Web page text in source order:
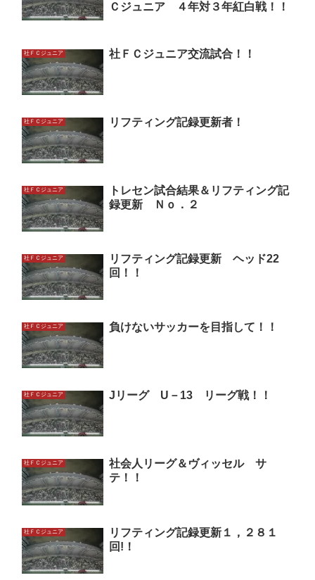
Ｃジュニア ４年対３年紅白戦！！
社ＦＣジュニア 社ＦＣジュニア交流試合！！
社ＦＣジュニア リフティング記録更新者！
社ＦＣジュニア
トレセン試合結果＆リフティング記
録更新 Ｎｏ．２
社ＦＣジュニア
リフティング記録更新 ヘッド22
回！！
社ＦＣジュニア 負けないサッカーを目指して！！
社ＦＣジュニア Jリーグ U－13 リーグ戦！！
社ＦＣジュニア
社会人リーグ＆ヴィッセル サ
テ！！
社ＦＣジュニア
リフティング記録更新１，２８１
回!！